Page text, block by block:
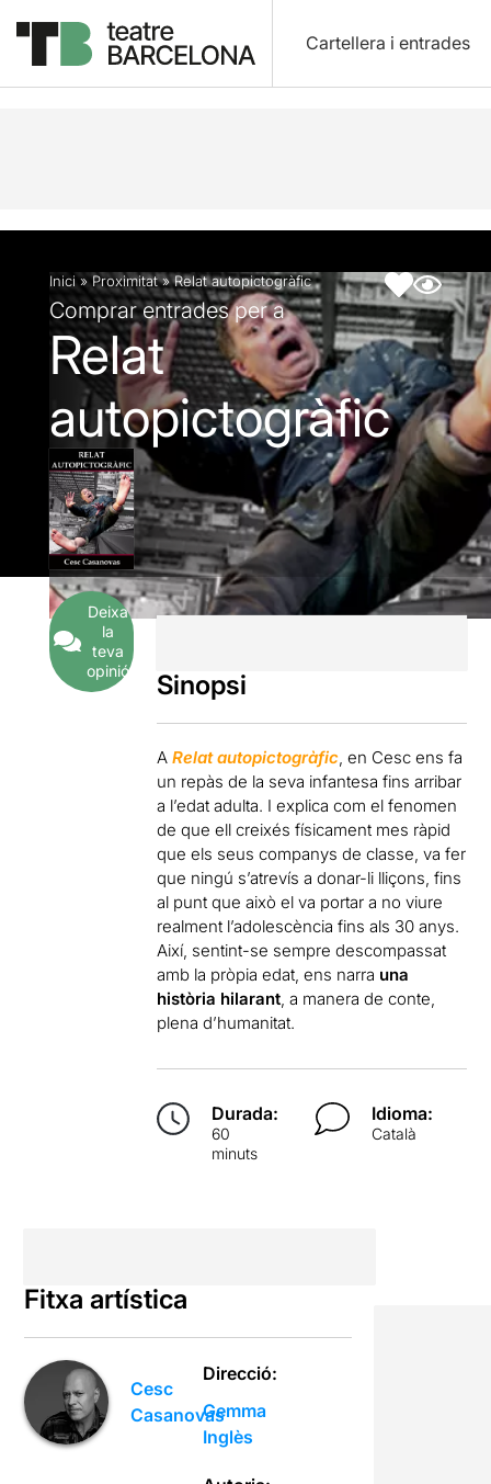
Cartellera i entrades
Descripció Fitxa artística
Inici»Proximitat»Relat autopictogràfic
Comprar entrades per a
Relat
autopictogràfic
Deixa
la
teva
opinió
Sinopsi
ARelat autopictogràfic , en Cesc ens fa
un repàs de la seva infantesa fins arribar
a l’edat adulta. I explica com el fenomen
de que ell creixés físicament mes ràpid
que els seus companys de classe, va fer
que ningú s’atrevís a donar-li lliçons, fins
al punt que això el va portar a no viure
realment l’adolescència fins als 30 anys.
Així, sentint-se sempre descompassat
amb la pròpia edat, ens narra una
història hilarant , a manera de conte,
plena d’humanitat.
Durada:
60
minuts
Idioma:
Català
Fitxa artística
Cesc
Casanovas
Direcció:
Gemma
Inglès